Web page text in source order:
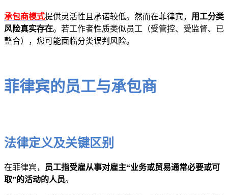
承包商模式提供灵活性且承诺较低。然而在菲律宾， 用工分类
风险真实存在。若工作者性质类似员工（受管控、受监督、已
整合），您可能面临分类误判风险。
菲律宾的员工与承包商
法律定义及关键区别
在菲律宾，
员工指受雇从事对雇主“业务或贸易通常必要或可
取”的活动的人员。